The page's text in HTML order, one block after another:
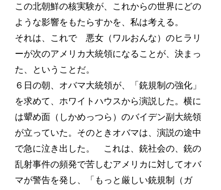
この北朝鮮の核実験が、これからの世界にどの
ような影響をもたらすかを、私は考える。
それは、これで 悪女（ワルおんな）のヒラリ
ーが次のアメリカ大統領になることが、決まっ
た、ということだ。
６日の朝、オバマ大統領が、「銃規制の強化」
を求めて、ホワイトハウスから演説した。横に
は顰め面（しかめっつら）のバイデン副大統領
が立っていた。そのときオバマは、演説の途中
で急に泣き出した。 これは、銃社会の、銃の
乱射事件の頻発で苦しむアメリカに対してオバ
マが警告を発し、「もっと厳しい銃規制（ガ